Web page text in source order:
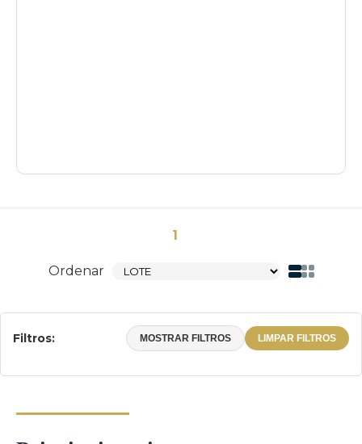
1
Ordenar
Filtros: MOSTRAR FILTROS LIMPAR FILTROS